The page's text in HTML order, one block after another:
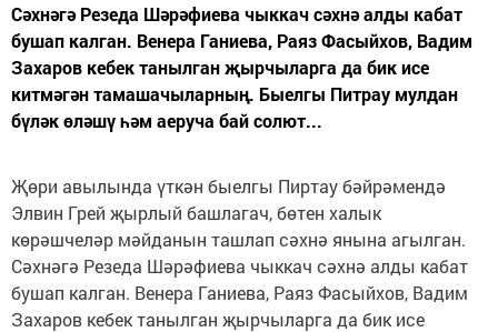
Сәхнәгә Резеда Шәрәфиева чыккач сәхнә алды кабат
бушап калган. Венера Ганиева, Раяз Фасыйхов, Вадим
Захаров кебек танылган җырчыларга да бик исе
китмәгән тамашачыларның. Быелгы Питрау мулдан
бүләк өләшү һәм аеруча бай солют...
Җөри авылында үткән быелгы Пиртау бәйрәмендә
Элвин Грей җырлый башлагач, бөтен халык
көрәшчеләр мәйданын ташлап сәхнә янына агылган.
Сәхнәгә Резеда Шәрәфиева чыккач сәхнә алды кабат
бушап калган. Венера Ганиева, Раяз Фасыйхов, Вадим
Захаров кебек танылган җырчыларга да бик исе